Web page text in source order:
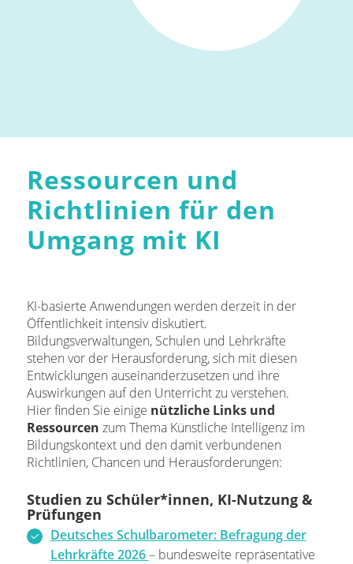
Ressourcen und
Richtlinien für den
Umgang mit KI
KI-basierte Anwendungen werden derzeit in der
Öffentlichkeit intensiv diskutiert.
Bildungsverwaltungen, Schulen und Lehrkräfte
stehen vor der Herausforderung, sich mit diesen
Entwicklungen auseinanderzusetzen und ihre
Auswirkungen auf den Unterricht zu verstehen.
Hier finden Sie einige nützliche Links und
Ressourcen zum Thema Künstliche Intelligenz im
Bildungskontext und den damit verbundenen
Richtlinien, Chancen und Herausforderungen:
Studien zu Schüler*innen, KI-Nutzung &
Prüfungen
Deutsches Schulbarometer: Befragung der
Lehrkräfte 2026– bundesweite repräsentative